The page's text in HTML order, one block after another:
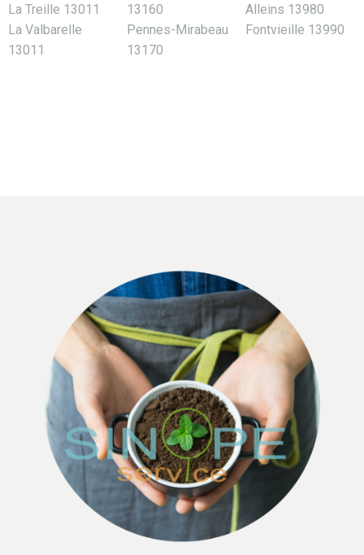
La Treille 13011
La Valbarelle
13011
13160
Pennes-Mirabeau
13170
Alleins 13980
Fontvieille 13990